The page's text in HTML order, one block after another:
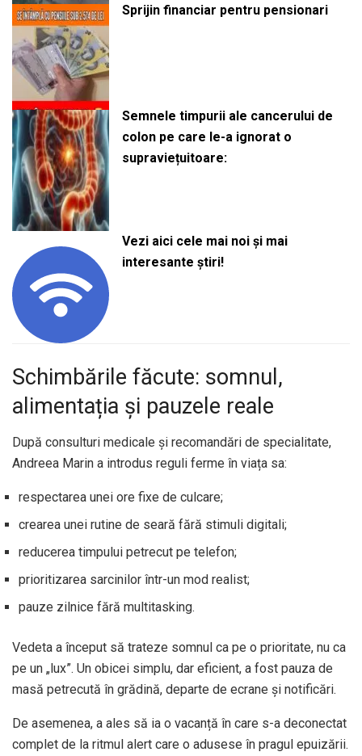
Sprijin financiar pentru pensionari
Semnele timpurii ale cancerului de
colon pe care le-a ignorat o
supraviețuitoare:
Vezi aici cele mai noi și mai
interesante știri!
Schimbările făcute: somnul,
alimentația și pauzele reale
După consulturi medicale și recomandări de specialitate,
Andreea Marin a introdus reguli ferme în viața sa:
respectarea unei ore fixe de culcare;
crearea unei rutine de seară fără stimuli digitali;
reducerea timpului petrecut pe telefon;
prioritizarea sarcinilor într-un mod realist;
pauze zilnice fără multitasking.
Vedeta a început să trateze somnul ca pe o prioritate, nu ca
pe un „lux”. Un obicei simplu, dar eficient, a fost pauza de
masă petrecută în grădină, departe de ecrane și notificări.
De asemenea, a ales să ia o vacanță în care s-a deconectat
complet de la ritmul alert care o adusese în pragul epuizării.